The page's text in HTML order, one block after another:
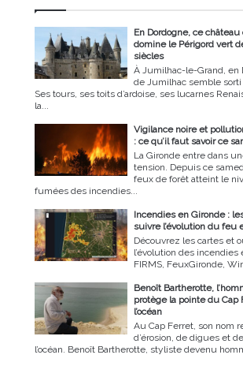
En Dordogne, ce château
domine le Périgord vert
siècles
À Jumilhac-le-Grand, en
de Jumilhac semble sorti
Ses tours, ses toits d’ardoise, ses lucarnes
la...
Vigilance noire et
: ce qu’il faut savoir ce
La Gironde entre dans
tension. Depuis ce
feux de forêt atteint le
fumées des incendies...
Incendies en Gironde :
suivre l’évolution du feu
Découvrez les cartes et
l’évolution des incendies
FIRMS, FeuxGironde,
Benoît Bartherotte,
protège la pointe du Cap
l’océan
Au Cap Ferret, son nom
d’érosion, de digues et
l’océan. Benoît Bartherotte, styliste devenu